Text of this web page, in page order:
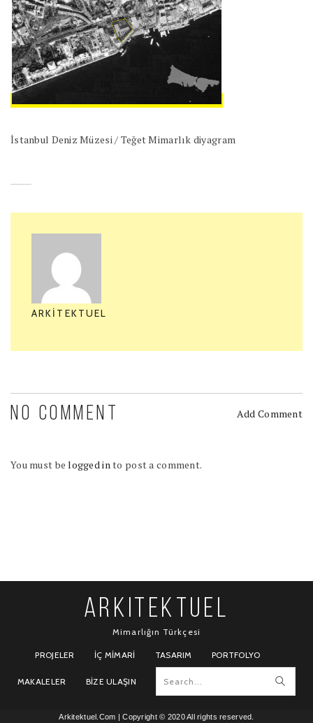
İstanbul Deniz Müzesi / Teğet Mimarlık diyagram
ARKITEKTUEL
NO COMMENT Add Comment
You must belogged into post a comment.
ARKITEKTUEL
Mimarlığın Türkçesi
PROJELER İÇ MIMARI TASARIM PORTFOLYO
MAKALELER BIZE ULAŞIN
Arkitektuel.Com | Copyright © 2020 All rights reserved.